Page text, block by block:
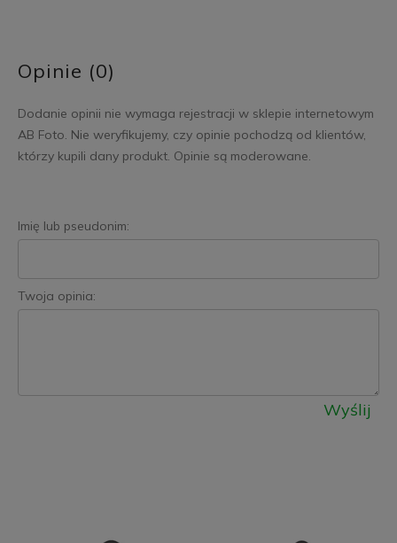
Opinie (0)
Dodanie opinii nie wymaga rejestracji w sklepie internetowym
AB Foto. Nie weryfikujemy, czy opinie pochodzą od klientów,
którzy kupili dany produkt. Opinie są moderowane.
Imię lub pseudonim:
Twoja opinia:
Wyślij